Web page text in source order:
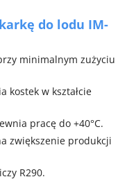
do lodu IM-
minimalnym zużyciu
kostek w kształcie
pracę do +40°C.
zwiększenie produkcji
R290.